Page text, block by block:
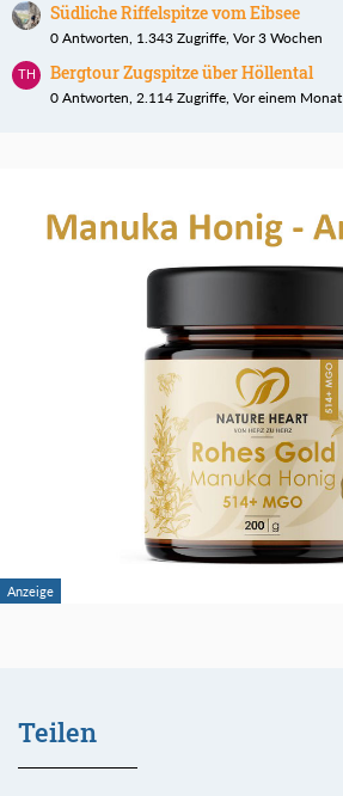
Südliche Riffelspitze vom Eibsee
0 Antworten, 1.343 Zugriffe, Vor 3 Wochen
Bergtour Zugspitze über Höllental
0 Antworten, 2.114 Zugriffe, Vor einem Monat
Teilen